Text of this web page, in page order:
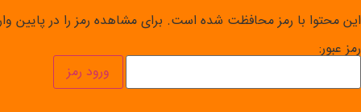
این محتوا با رمز محافظت شده است. برای مشاهده رمز را در پایین
رمز عبور: